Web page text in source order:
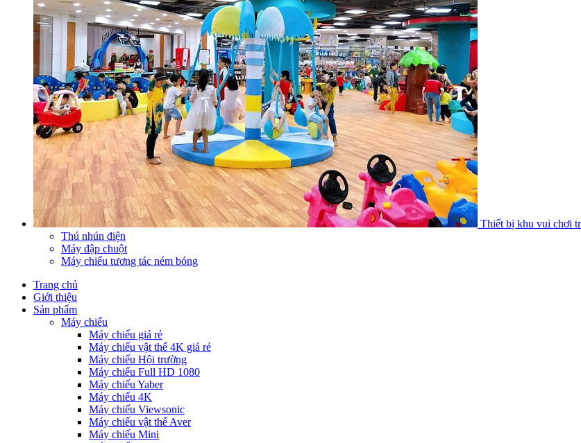
Thiết bị khu vui chơi
Thú nhún điện
Máy đập chuột
Máy chiếu tương tác ném bóng
Trang chủ
Giới thiệu
Sản phẩm
Máy chiếu
Máy chiếu giá rẻ
Máy chiếu vật thể 4K giá rẻ
Máy chiếu Hội trường
Máy chiếu Full HD 1080
Máy chiếu Yaber
Máy chiếu 4K
Máy chiếu Viewsonic
Máy chiếu vật thể Aver
Máy chiếu Mini